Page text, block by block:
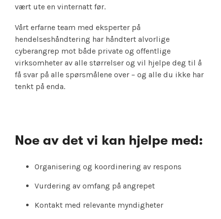
vært ute en vinternatt før.
Vårt erfarne team med eksperter på
hendelseshåndtering har håndtert alvorlige
cyberangrep mot både private og offentlige
virksomheter av alle størrelser og vil hjelpe deg til å
få svar på alle spørsmålene over – og alle du ikke har
tenkt på enda.
Noe av det vi kan hjelpe med:
Organisering og koordinering av respons
Vurdering av omfang på angrepet
Kontakt med relevante myndigheter